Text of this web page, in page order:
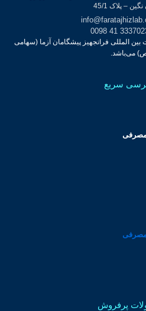
– پلاک 45/1
المللی فراتجهیز پیشگامان آزما (سهامی
می‌باشد.
سریع
پرفروش